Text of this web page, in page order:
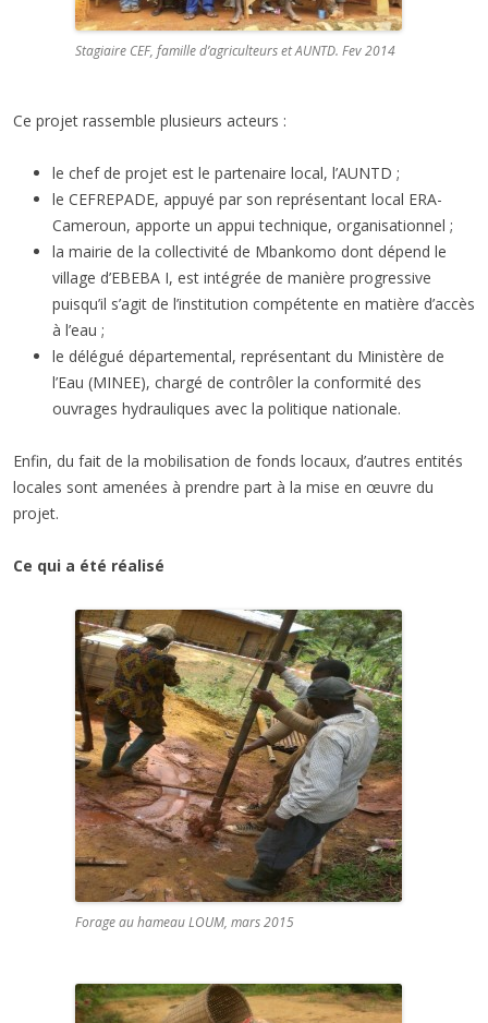
Stagiaire CEF, famille d’agriculteurs et AUNTD. Fev 2014
Ce projet rassemble plusieurs acteurs :
le chef de projet est le partenaire local, l’AUNTD ;
le CEFREPADE, appuyé par son représentant local ERA-
Cameroun, apporte un appui technique, organisationnel ;
la mairie de la collectivité de Mbankomo dont dépend le
village d’EBEBA I, est intégrée de manière progressive
puisqu’il s’agit de l’institution compétente en matière d’accès
à l’eau ;
le délégué départemental, représentant du Ministère de
l’Eau (MINEE), chargé de contrôler la conformité des
ouvrages hydrauliques avec la politique nationale.
Enfin, du fait de la mobilisation de fonds locaux, d’autres entités
locales sont amenées à prendre part à la mise en œuvre du
projet.
Ce qui a été réalisé
Forage au hameau LOUM, mars 2015